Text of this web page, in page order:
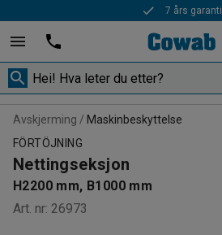
Rask levering
Avskjerming
Maskinbeskyttelse
FÖRTÖJNING
Nettingseksjon
H2200 mm, B1000 mm
Art. nr: 26973